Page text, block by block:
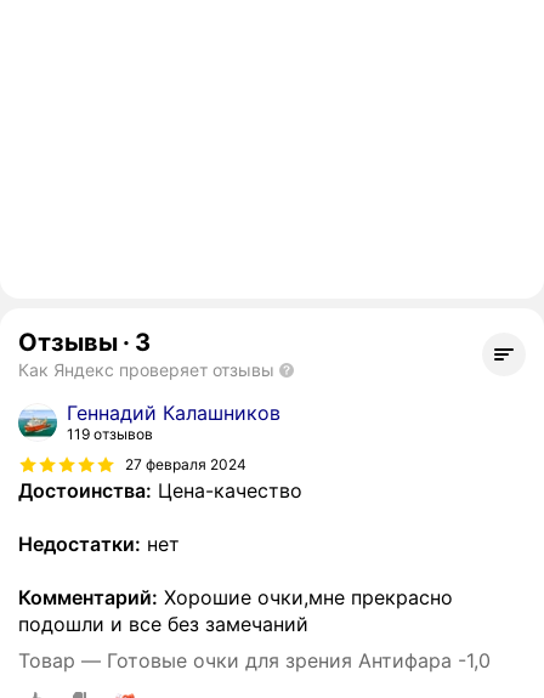
Отзывы · 3
Как Яндекс проверяет отзывы
Геннадий Калашников
119 отзывов
27 февраля 2024
Достоинства: Цена-качество
Недостатки: нет
Комментарий: Хорошие очки,мне прекрасно
подошли и все без замечаний
Товар — Готовые очки для зрения Антифара -1,0